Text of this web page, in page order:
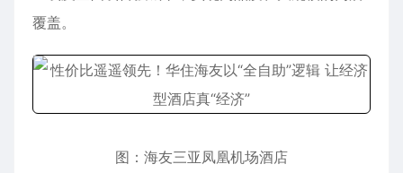
覆盖。
图：海友三亚凤凰机场酒店